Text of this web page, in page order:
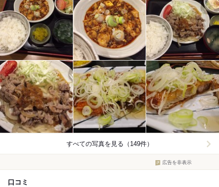
すべての写真を見る（149件）
広告を非表示
口コミ